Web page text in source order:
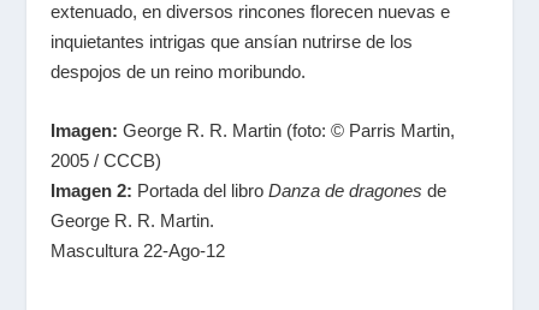
extenuado, en diversos rincones florecen nuevas e
inquietantes intrigas que ansían nutrirse de los
despojos de un reino moribundo.
Imagen:George R. R. Martin (foto: © Parris Martin,
2005 / CCCB)
Imagen 2: Portada del libroDanza de dragones de
George R. R. Martin.
Mascultura 22-Ago-12